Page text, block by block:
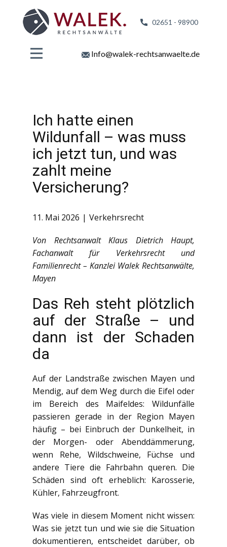
02651 - 98900
Info@walek-rechtsanwaelte.de
Ich hatte einen
Wildunfall – was muss
ich jetzt tun, und was
zahlt meine
Versicherung?
11. Mai 2026 Verkehrsrecht
Von Rechtsanwalt Klaus Dietrich Haupt,
Fachanwalt für Verkehrsrecht und
Familienrecht – Kanzlei Walek Rechtsanwälte,
Mayen
Das Reh steht plötzlich
auf der Straße – und
dann ist der Schaden
da
Auf der Landstraße zwischen Mayen und
Mendig, auf dem Weg durch die Eifel oder
im Bereich des Maifeldes: Wildunfälle
passieren gerade in der Region Mayen
häufig – bei Einbruch der Dunkelheit, in
der Morgen- oder Abenddämmerung,
wenn Rehe, Wildschweine, Füchse und
andere Tiere die Fahrbahn queren. Die
Schäden sind oft erheblich: Karosserie,
Kühler, Fahrzeugfront.
Was viele in diesem Moment nicht wissen:
Was sie jetzt tun und wie sie die Situation
dokumentieren, entscheidet darüber, ob